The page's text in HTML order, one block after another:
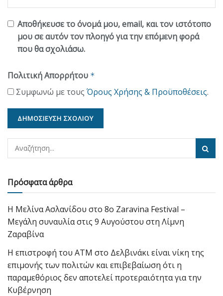
Αποθήκευσε το όνομά μου, email, και τον ιστότοπο
μου σε αυτόν τον πλοηγό για την επόμενη φορά
που θα σχολιάσω.
Πολιτική Απορρήτου *
Συμφωνώ με τους Όρους Χρήσης & Προϋποθέσεις.
Πρόσφατα άρθρα
Η Μελίνα Ασλανίδου στο 8ο Zaravina Festival –
Μεγάλη συναυλία στις 9 Αυγούστου στη Λίμνη
Ζαραβίνα
Η επιστροφή του ΑΤΜ στο Δελβινάκι είναι νίκη της
επιμονής των πολιτών και επιβεβαίωση ότι η
παραμεθόριος δεν αποτελεί προτεραιότητα για την
Κυβέρνηση